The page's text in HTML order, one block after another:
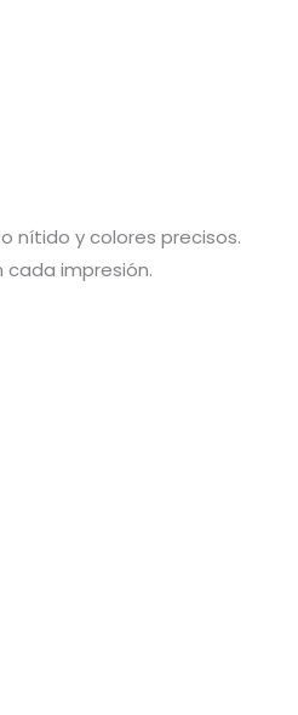
nítido y colores precisos.
impresión.